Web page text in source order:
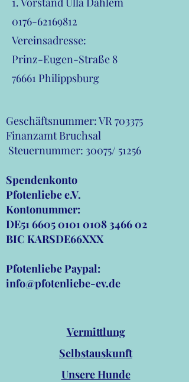
0176-62169812
Vereinsadresse:
Prinz-Eugen-Straße 8
76661 Philippsburg
Geschäftsnummer: VR 703375
Finanzamt Bruchsal
Steuernummer: 30075/ 51256
Spendenkonto
Pfotenliebe e.V.
Kontonummer:
DE516605 0101 0108 346602
BIC KARSDE66XXX
Pfotenliebe Paypal:
info@pfotenliebe-ev.de
Vermittlung
Selbstauskunft
Unsere Hunde